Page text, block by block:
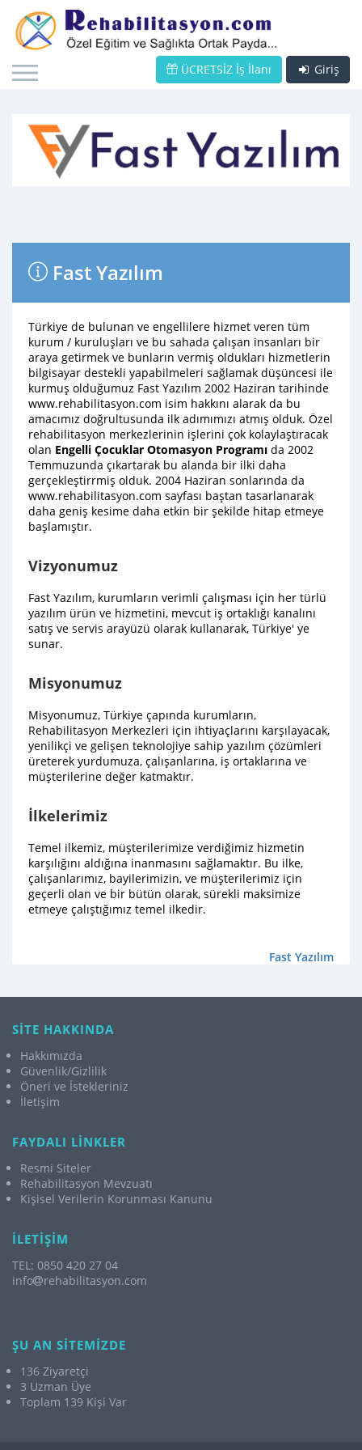
Giriş
ÜCRETSİZ İş İlanı
Fast Yazılım
Türkiye de bulunan ve engellilere hizmet veren tüm
kurum / kuruluşları ve bu sahada çalışan insanları bir
araya getirmek ve bunların vermiş oldukları hizmetlerin
bilgisayar destekli yapabilmeleri sağlamak düşüncesi ile
kurmuş olduğumuz Fast Yazılım 2002 Haziran tarihinde
www.rehabilitasyon.com isim hakkını alarak da bu
amacımız doğrultusunda ilk adımımızı atmış olduk. Özel
rehabilitasyon merkezlerinin işlerini çok kolaylaştıracak
olan Engelli Çocuklar Otomasyon Programı da 2002
Temmuzunda çıkartarak bu alanda bir ilki daha
gerçekleştirrmiş olduk. 2004 Haziran sonlarında da
www.rehabilitasyon.com sayfası baştan tasarlanarak
daha geniş kesime daha etkin bir şekilde hitap etmeye
başlamıştır.
Vizyonumuz
Fast Yazılım, kurumların verimli çalışması için her türlü
yazılım ürün ve hizmetini, mevcut iş ortaklığı kanalını
satış ve servis arayüzü olarak kullanarak, Türkiye' ye
sunar.
Misyonumuz
Misyonumuz, Türkiye çapında kurumların,
Rehabilitasyon Merkezleri için ihtiyaçlarını karşılayacak,
yenilikçi ve gelişen teknolojiye sahip yazılım çözümleri
üreterek yurdumuza, çalışanlarına, iş ortaklarına ve
müşterilerine değer katmaktır.
İlkelerimiz
Temel ilkemiz, müşterilerimize verdiğimiz hizmetin
karşılığını aldığına inanmasını sağlamaktır. Bu ilke,
çalışanlarımız, bayilerimizin, ve müşterilerimiz için
geçerli olan ve bir bütün olarak, sürekli maksimize
etmeye çalıştığımız temel ilkedir.
Fast Yazılım
SİTE HAKKINDA
Hakkımızda
Güvenlik/Gizlilik
Öneri ve İstekleriniz
İletişim
FAYDALI LİNKLER
Resmi Siteler
Rehabilitasyon Mevzuatı
Kişisel Verilerin Korunması Kanunu
İLETİŞİM
TEL: 0850 420 27 04
info
rehabilitasyon.com
ŞU AN SİTEMİZDE
136 Ziyaretçi
3 Uzman Üye
Toplam 139 Kişi Var